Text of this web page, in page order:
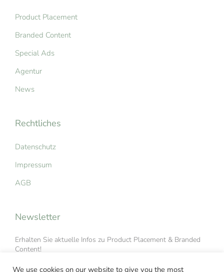
Product Placement
Branded Content
Special Ads
Agentur
News
Rechtliches
Datenschutz
Impressum
AGB
Newsletter
Erhalten Sie aktuelle Infos zu Product Placement & Branded
Content!
We use cookies on our website to give you the most